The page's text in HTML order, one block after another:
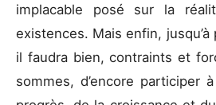
implacable posé sur la
existences. Mais enfin,
il faudra bien, contraints et
sommes, d’encore participer